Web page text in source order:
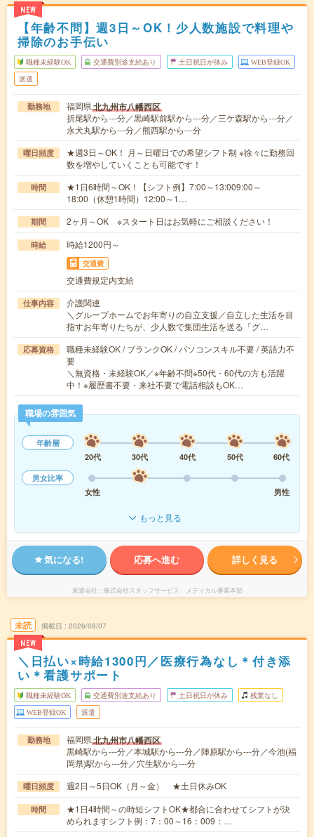
NEW
【年齢不問】週3日～OK！少人数施設で料理や
掃除のお手伝い
職種未経験OK 交通費別途支給あり 土日祝日が休み WEB登録OK
派遣
勤務地 福岡県北九州市八幡西区
折尾駅から---分／黒崎駅前駅から---分／三ケ森駅から---分／
永犬丸駅から---分／熊西駅から---分
曜日頻度
★週3日～OK！ 月～日曜日での希望シフト制 ※徐々に勤務回
数を増やしていくことも可能です！
時間
★1日6時間～OK！【シフト例】7:00～13:009:00～
18:00（休憩1時間）12:00～1…
期間 2ヶ月～OK ※スタート日はお気軽にご相談ください！
時給 時給1200円～
交通費
交通費規定内支給
仕事内容
介護関連
＼グループホームでお年寄りの自立支援／自立した生活を目
指すお年寄りたちが、少人数で集団生活を送る「グ…
応募資格
職種未経験OK / ブランクOK / パソコンスキル不要 / 英語力不
要
＼無資格・未経験OK／※年齢不問※50代・60代の方も活躍
中！※履歴書不要・来社不要で電話相談もOK…
職場の雰囲気
年齢層
20代
30代 40代 50代
60代
男女比率
女性
男性
もっと見る
気になる! 応募へ進む 詳しく見る
派遣会社 株式会社スタッフサービス メディカル事業本部
未読
NEW
掲載日 2026/08/07
＼日払い×時給1300円／医療行為なし＊付き添
い＊看護サポート
職種未経験OK 交通費別途支給あり 土日祝日が休み 残業なし
WEB登録OK 派遣
勤務地 福岡県北九州市八幡西区
黒崎駅から---分／本城駅から---分／陣原駅から---分／今池(福
岡県)駅から---分／穴生駅から---分
曜日頻度 週2日～5日OK（月～金） ★土日休みOK
時間
★1日4時間～の時短シフトOK★都合に合わせてシフトが決
められますシフト例：7：00～16：009：…